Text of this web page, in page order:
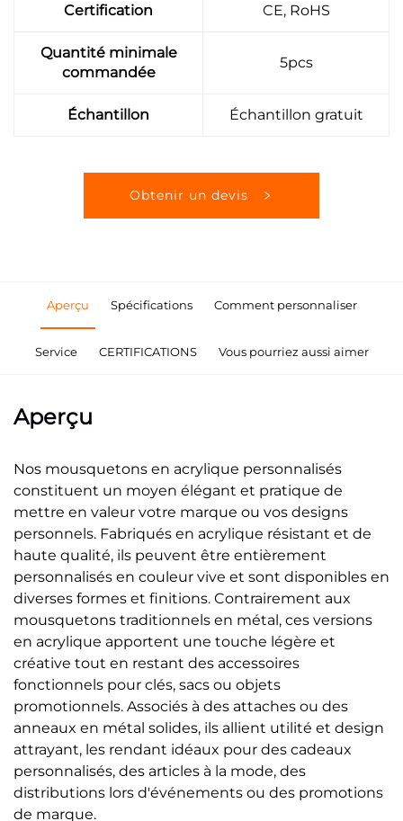
Certification CE, RoHS
Quantité minimale
commandée
5pcs
Échantillon Échantillon gratuit
Obtenir un devis
Aperçu Spécifications Comment personnaliser
Service CERTIFICATIONS Vous pourriez aussi aimer
Aperçu
Nos mousquetons en acrylique personnalisés
constituent un moyen élégant et pratique de
mettre en valeur votre marque ou vos designs
personnels. Fabriqués en acrylique résistant et de
haute qualité, ils peuvent être entièrement
personnalisés en couleur vive et sont disponibles en
diverses formes et finitions. Contrairement aux
mousquetons traditionnels en métal, ces versions
en acrylique apportent une touche légère et
créative tout en restant des accessoires
fonctionnels pour clés, sacs ou objets
promotionnels. Associés à des attaches ou des
anneaux en métal solides, ils allient utilité et design
attrayant, les rendant idéaux pour des cadeaux
personnalisés, des articles à la mode, des
distributions lors d'événements ou des promotions
de marque.